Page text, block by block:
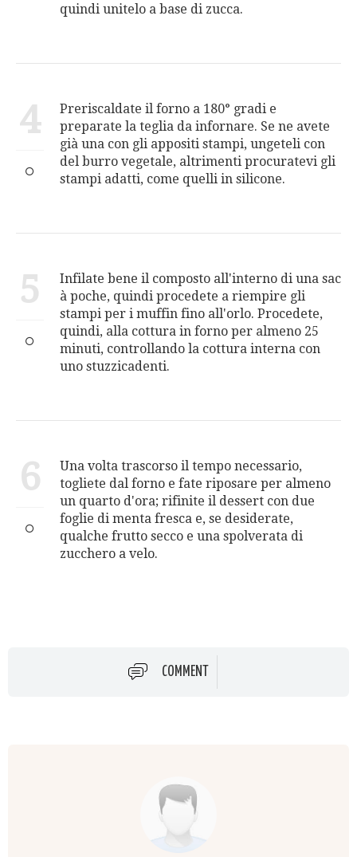
quindi unitelo a base di zucca.
4
Preriscaldate il forno a 180° gradi e
preparate la teglia da infornare. Se ne avete
già una con gli appositi stampi, ungeteli con
del burro vegetale, altrimenti procuratevi gli
stampi adatti, come quelli in silicone.
5
Infilate bene il composto all'interno di una sac
à poche, quindi procedete a riempire gli
stampi per i muffin fino all'orlo. Procedete,
quindi, alla cottura in forno per almeno 25
minuti, controllando la cottura interna con
uno stuzzicadenti.
6
Una volta trascorso il tempo necessario,
togliete dal forno e fate riposare per almeno
un quarto d'ora; rifinite il dessert con due
foglie di menta fresca e, se desiderate,
qualche frutto secco e una spolverata di
zucchero a velo.
COMMENT